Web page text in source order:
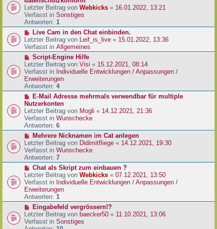
g
B
e
i
t
a
g
u
e
r
B
e
i
t
a
g
Letzter Beitrag von Webkicks « 16.01.2022, 13:21
Verfasst in Sonstiges
Antworten: 1
N
e
u
e
r
B
e
i
t
a
g
Live Cam in den Chat einbinden.
Letzter Beitrag von Leif_is_live « 15.01.2022, 13:36
Verfasst in Allgemeines
N
e
u
e
r
B
e
i
t
r
a
g
Script-Engine Hilfe
Letzter Beitrag von Visi « 15.12.2021, 08:14
Verfasst in Individuelle Entwicklungen / Anpassungen /
Erweiterungen
Antworten: 4
N
e
u
e
r
B
e
i
t
r
a
g
E-Mail Adresse mehrmals verwendbar für multiple
Nutzerkonten
Letzter Beitrag von Mogli « 14.12.2021, 21:36
Verfasst in Wunschecke
Antworten: 6
N
e
u
e
r
B
e
i
t
r
a
g
Mehrere Nicknamen im Cat anlegen
Letzter Beitrag von Didimitfliege « 14.12.2021, 19:30
Verfasst in Wunschecke
Antworten: 7
N
e
u
e
r
B
e
i
t
Chat als Skript zum einbauen ?
Letzter Beitrag von Webkicks « 07.12.2021, 13:50
Verfasst in Individuelle Entwicklungen / Anpassungen /
Erweiterungen
Antworten: 1
N
e
u
Eingabefeld vergrössern!?
Letzter Beitrag von baecker50 « 11.10.2021, 13:06
Verfasst in Sonstiges